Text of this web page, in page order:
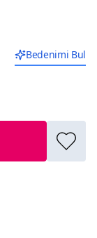
Bedenimi Bul